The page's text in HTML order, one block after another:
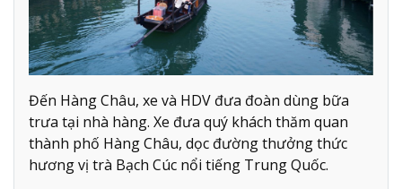
Đến Hàng Châu, xe và HDV đưa đoàn dùng bữa
trưa tại nhà hàng. Xe đưa quý khách thăm quan
thành phố Hàng Châu, dọc đường thưởng thức
hương vị trà Bạch Cúc nổi tiếng Trung Quốc.